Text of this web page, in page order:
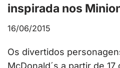
inspirada nos
16/06/2015
Os divertidos
McDonald´s a partir de 17